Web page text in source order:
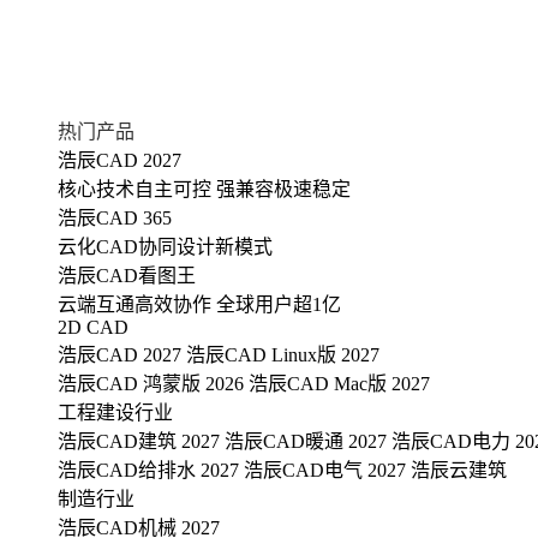
热门产品
浩辰CAD 2027
核心技术自主可控 强兼容极速稳定
浩辰CAD 365
云化CAD协同设计新模式
浩辰CAD看图王
云端互通高效协作 全球用户超1亿
2D CAD
浩辰CAD 2027 浩辰CAD Linux版 2027
浩辰CAD 鸿蒙版 2026 浩辰CAD Mac版 2027
工程建设行业
浩辰CAD建筑 2027 浩辰CAD暖通 2027 浩辰CAD电力
浩辰CAD给排水 2027 浩辰CAD电气 2027 浩辰云建筑
制造行业
浩辰CAD机械 2027